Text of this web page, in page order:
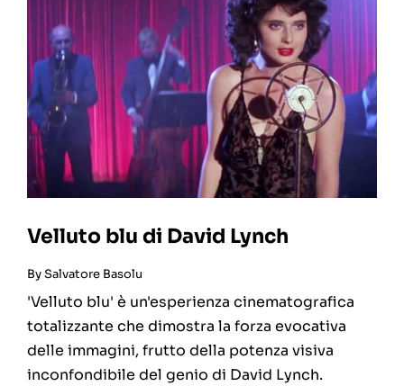
Velluto blu di David Lynch
BySalvatore Basolu
'Velluto blu' è un'esperienza cinematografica
totalizzante che dimostra la forza evocativa
delle immagini, frutto della potenza visiva
inconfondibile del genio di David Lynch.